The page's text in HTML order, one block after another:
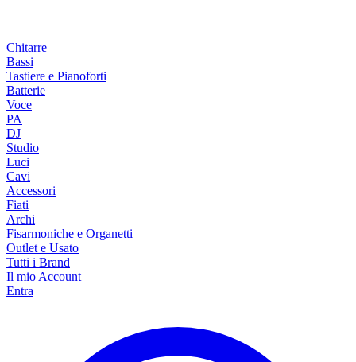
Chitarre
Bassi
Tastiere e Pianoforti
Batterie
Voce
PA
DJ
Studio
Luci
Cavi
Accessori
Fiati
Archi
Fisarmoniche e Organetti
Outlet e Usato
Tutti i Brand
Il mio Account
Entra